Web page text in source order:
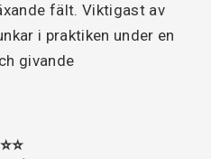
fält. Viktigast av
i praktiken under en
givande